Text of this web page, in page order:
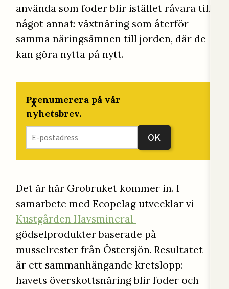
använda som foder blir istället råvara till
något annat: växtnäring som återför
samma näringsämnen till jorden, där de
kan göra nytta på nytt.
x
Prenumerera på vår
nyhetsbrev.
Det är här Grobruket kommer in. I
samarbete med Ecopelag utvecklar vi
Kustgården Havsmineral –
gödselprodukter baserade på
musselrester från Östersjön. Resultatet
är ett sammanhängande kretslopp:
havets överskottsnäring blir foder och